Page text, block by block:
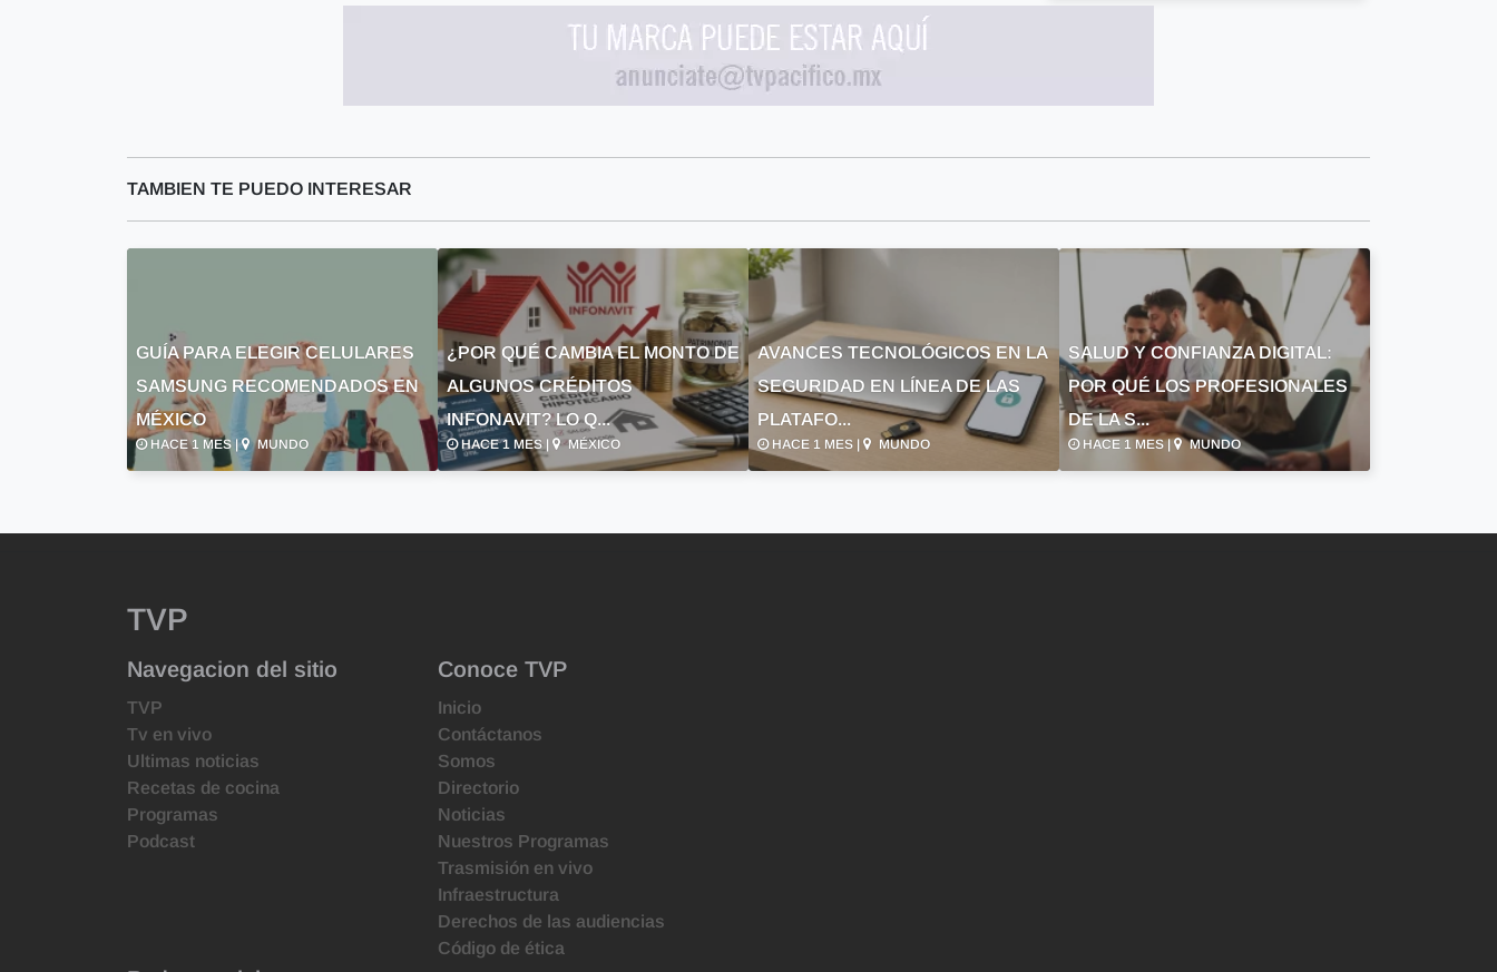
TAMBIEN TE PUEDO INTERESAR
GUÍA PARA ELEGIR CELULARES
SAMSUNG RECOMENDADOS EN
MÉXICO
HACE 1 MES | MUNDO
¿POR QUÉ CAMBIA EL MONTO DE
ALGUNOS CRÉDITOS
INFONAVIT? LO Q...
HACE 1 MES | MÉXICO
AVANCES TECNOLÓGICOS EN LA
SEGURIDAD EN LÍNEA DE LAS
PLATAFO...
HACE 1 MES | MUNDO
SALUD Y CONFIANZA DIGITAL:
POR QUÉ LOS PROFESIONALES
DE LA S...
HACE 1 MES | MUNDO
TVP
Navegacion del sitio
TVP
Tv en vivo
Ultimas noticias
Recetas de cocina
Programas
Podcast
Conoce TVP
Inicio
Contáctanos
Somos
Directorio
Noticias
Nuestros Programas
Trasmisión en vivo
Infraestructura
Derechos de las audiencias
Código de ética